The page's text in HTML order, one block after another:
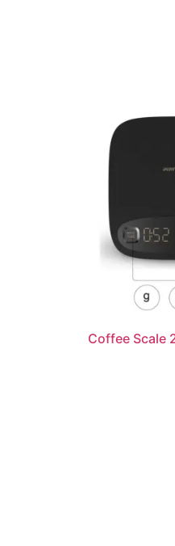
Coffee Scale